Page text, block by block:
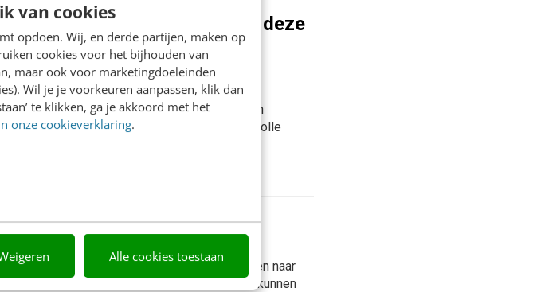
van cookies
opdoen. Wij, en derde partijen, maken op
cookies voor het bijhouden van
maar ook voor marketingdoeleinden
Wil je je voorkeuren aanpassen, klik dan
te klikken, ga je akkoord met het
onze cookieverklaring.
Alle cookies toestaan
& contentstrategie: grijp deze
tijd volop in ontwikkeling.
online jaarverslagen,
jaarverslagen vol infographics zijn in
de praktijk dat veel organisaties de waardevolle
NFC-tag!
voor de QR-code. Marketeers smachten naar
slaat tussen offline en online. Ontwerpers kunnen